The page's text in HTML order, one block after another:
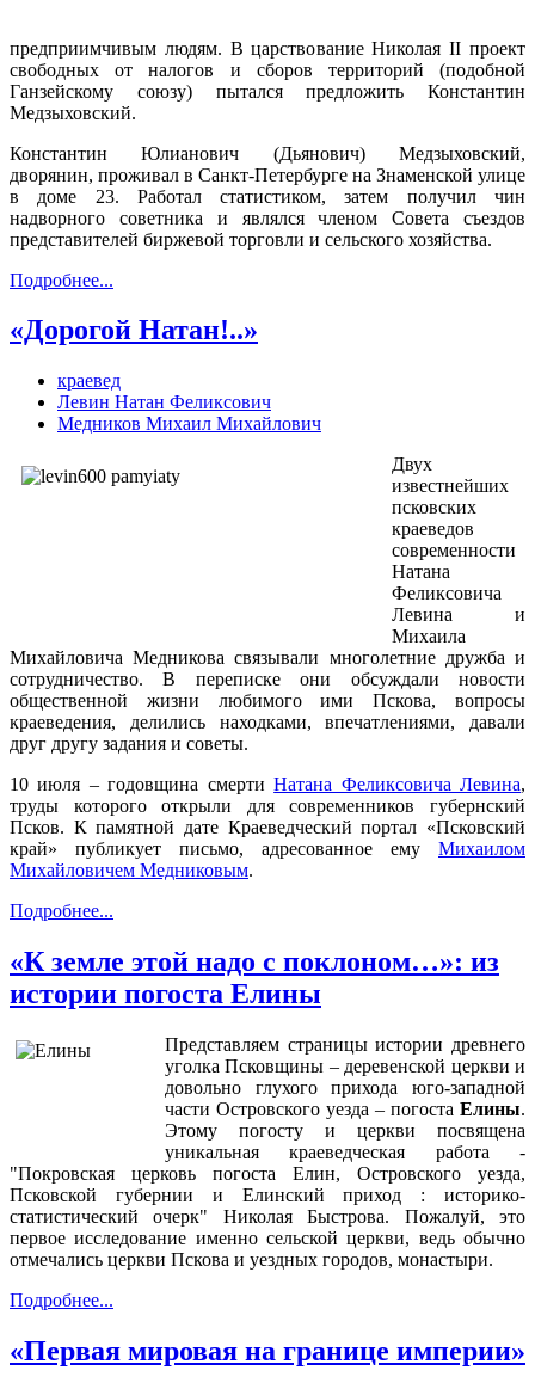
предприимчивым людям. В царствование Николая II проект
свободных от налогов и сборов территорий (подобной
Ганзейскому союзу) пытался предложить Константин
Медзыховский.
Константин Юлианович (Дьянович) Медзыховский,
дворянин, проживал в Cанкт-Петербурге на Знаменской улице
в доме 23. Работал статистиком, затем получил чин
надворного советника и являлся членом Совета съездов
представителей биржевой торговли и сельского хозяйства.
Подробнее...
«Дорогой Натан!..»
краевед
Левин Натан Феликсович
Медников Михаил Михайлович
Двух
известнейших
псковских
краеведов
современности
Натана
Феликсовича
Левина и
Михаила
Михайловича Медникова связывали многолетние дружба и
сотрудничество. В переписке они обсуждали новости
общественной жизни любимого ими Пскова, вопросы
краеведения, делились находками, впечатлениями, давали
друг другу задания и советы.
10 июля – годовщина смертиНатана Феликсовича Левина,
труды которого открыли для современников губернский
Псков. К памятной дате Краеведческий портал «Псковский
край» публикует письмо, адресованное ему Михаилом
Михайловичем Медниковым.
Подробнее...
«К земле этой надо с поклоном…»: из
истории погоста Елины
Представляем страницы истории древнего
уголка Псковщины – деревенской церкви и
довольно глухого прихода юго-западной
части Островского уезда – погоста Елины.
Этому погосту и церкви посвящена
уникальная краеведческая работа -
"Покровская церковь погоста Елин, Островского уезда,
Псковской губернии и Елинский приход : историко-
статистический очерк" Николая Быстрова. Пожалуй, это
первое исследование именно сельской церкви, ведь обычно
отмечались церкви Пскова и уездных городов, монастыри.
Подробнее...
«Первая мировая на границе империи»